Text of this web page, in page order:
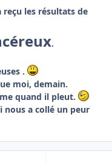
reçu les résultats de
.
.
moi, demain.
quand il pleut.
nous a collé un peur